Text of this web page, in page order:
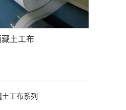
土工布
土工布系列